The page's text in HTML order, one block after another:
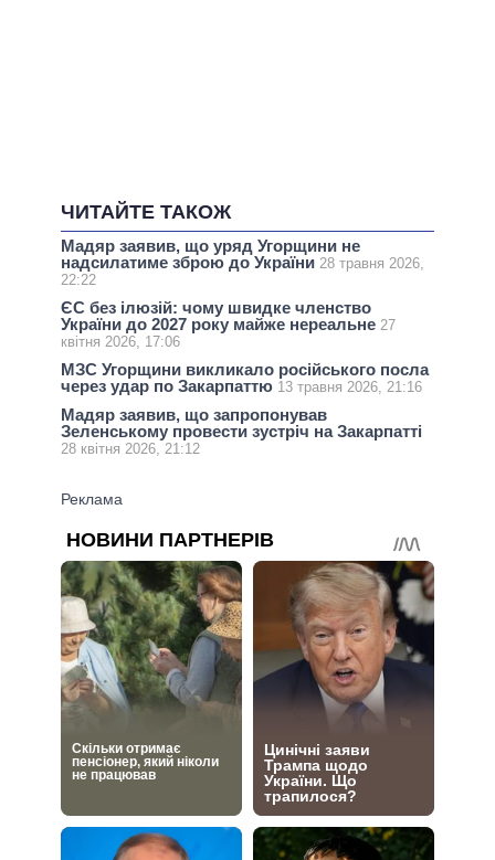
ЧИТАЙТЕ ТАКОЖ
Мадяр заявив, що уряд Угорщини не
надсилатиме зброю до України 28 травня 2026,
22:22
ЄС без ілюзій: чому швидке членство
України до 2027 року майже нереальне 27
квітня 2026, 17:06
МЗС Угорщини викликало російського посла
через удар по Закарпаттю 13 травня 2026, 21:16
Мадяр заявив, що запропонував
Зеленському провести зустріч на Закарпатті
28 квітня 2026, 21:12